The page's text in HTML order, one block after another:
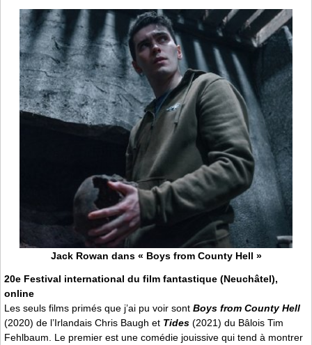
Jack Rowan dans « Boys from County Hell »
20e Festival international du film fantastique (Neuchâtel),
online
Les seuls films primés que j’ai pu voir sont Boys from County Hell
(2020) de l’Irlandais Chris Baugh et Tides (2021) du Bâlois Tim
Fehlbaum. Le premier est une comédie jouissive qui tend à montrer